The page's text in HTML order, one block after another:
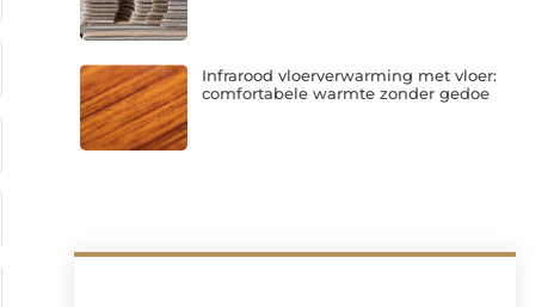
Infrarood vloerverwarming met vloer:
comfortabele warmte zonder gedoe